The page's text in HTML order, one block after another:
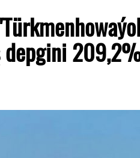
depgini